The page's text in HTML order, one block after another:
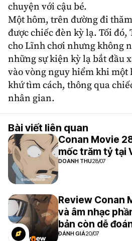
chuyện với cậu bé.
Một hôm, trên đường đi
được chiếc đèn kỳ lạ. Tối đó,
cho Lĩnh chơi nhưng không
những sự kiện kỳ lạ bắt đầu
vào vòng nguy hiểm khi một
khứ tìm cách, thông qua
nhân gian.
Bài viết liên quan
Conan Movie
mốc trăm tỷ tại
DOANH THU28/07
Review Conan
và âm nhạc
bản còn dễ
ĐÁNH GIÁ20/07